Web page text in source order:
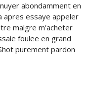
abondamment en
apres essaye appeler
malgre m’acheter
foulee en grand
purement pardon